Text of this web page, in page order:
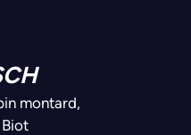
montard,